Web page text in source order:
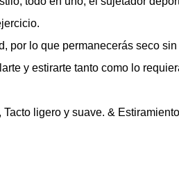
por lo que permanecerás seco
y estirarte tanto como lo
, Tacto ligero y suave. &